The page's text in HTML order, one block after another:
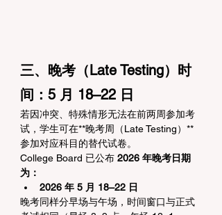
三、晚考（Late Testing）时
间：5 月 18–22 日
若因冲突、特殊情形无法在前两周参加考
试，学生可在**晚考周（Late Testing）**
参加对应科目的替代试卷。
College Board 已公布 2026 年晚考日期
为：
2026 年 5 月 18–22 日
晚考同样分早场与午场，时间窗口与正式